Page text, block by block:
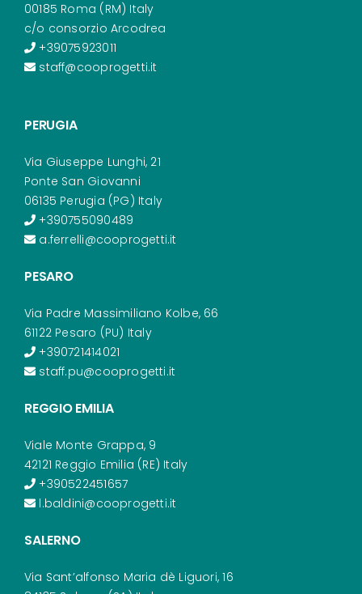
00185 Roma (RM) Italy
c/o consorzio Arcodrea
+39075923011
staff@cooprogetti.it
PERUGIA
Via Giuseppe Lunghi, 21
Ponte San Giovanni
06135 Perugia (PG) Italy
+390755090489
a.ferrelli@cooprogetti.it
PESARO
Via Padre Massimiliano Kolbe, 66
61122 Pesaro (PU) Italy
+390721414021
staff.pu@cooprogetti.it
REGGIO EMILIA
Viale Monte Grappa, 9
42121 Reggio Emilia (RE) Italy
+390522451657
l.baldini@cooprogetti.it
SALERNO
Via Sant’alfonso Maria dè Liguori, 16